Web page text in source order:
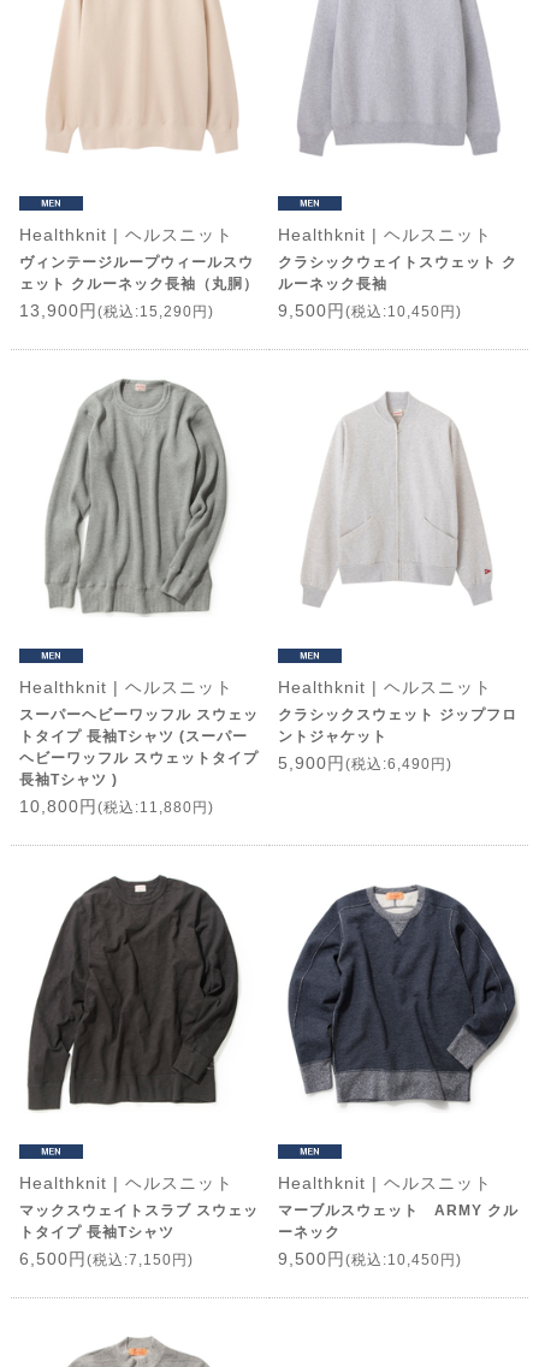
Healthknit | ヘルスニット
ヴィンテージループウィールスウ
ェット クルーネック長袖（丸胴）
13,900円 (税込:15,290円)
Healthknit | ヘルスニット
クラシックウェイトスウェット ク
ルーネック長袖
9,500円 (税込:10,450円)
Healthknit | ヘルスニット
スーパーヘビーワッフル スウェッ
トタイプ 長袖Tシャツ (スーパー
ヘビーワッフル スウェットタイプ
長袖Tシャツ )
10,800円 (税込:11,880円)
Healthknit | ヘルスニット
クラシックスウェット ジップフロ
ントジャケット
5,900円 (税込:6,490円)
Healthknit | ヘルスニット
マックスウェイトスラブ スウェッ
トタイプ 長袖Tシャツ
6,500円 (税込:7,150円)
Healthknit | ヘルスニット
マーブルスウェット ARMY クル
ーネック
9,500円 (税込:10,450円)